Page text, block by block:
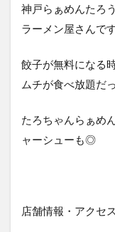
神戸らぁめんたろ
ラーメン屋さんです
餃子が無料になる
ムチが食べ放題だ
たろちゃんらぁめ
ャーシューも◎
店舗情報・アクセス